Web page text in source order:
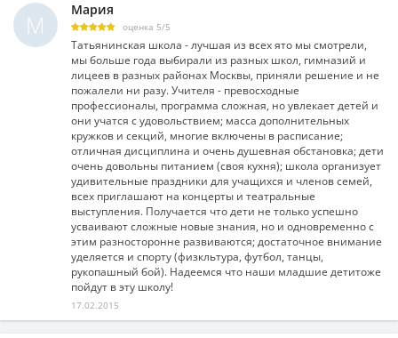
М
Мария
оценка 5/5
Татьянинская школа - лучшая из всех ято мы смотрели,
мы больше года выбирали из разных школ, гимназий и
лицеев в разных районах Москвы, приняли решение и не
пожалели ни разу. Учителя - превосходные
профессионалы, программа сложная, но увлекает детей и
они учатся с удовольствием; масса дополнительных
кружков и секций, многие включены в расписание;
отличная дисциплина и очень душевная обстановка; дети
очень довольны питанием (своя кухня); школа организует
удивительные праздники для учащихся и членов семей,
всех приглашают на концерты и театральные
выступления. Получается что дети не только успешно
усваивают сложные новые знания, но и одновременно с
этим разносторонне развиваются; достаточное внимание
уделяется и спорту (физкльтура, футбол, танцы,
рукопашный бой). Надеемся что наши младшие детитоже
пойдут в эту школу!
17.02.2015